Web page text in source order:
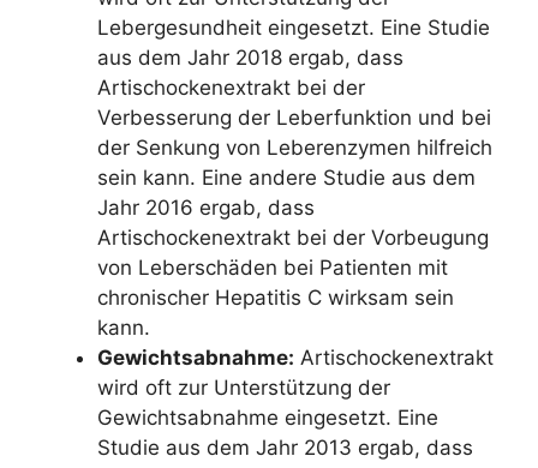
Lebergesundheit eingesetzt. Eine Studie
aus dem Jahr 2018 ergab, dass
Artischockenextrakt bei der
Verbesserung der Leberfunktion und bei
der Senkung von Leberenzymen hilfreich
sein kann. Eine andere Studie aus dem
Jahr 2016 ergab, dass
Artischockenextrakt bei der Vorbeugung
von Leberschäden bei Patienten mit
chronischer Hepatitis C wirksam sein
kann.
Gewichtsabnahme: Artischockenextrakt
wird oft zur Unterstützung der
Gewichtsabnahme eingesetzt. Eine
Studie aus dem Jahr 2013 ergab, dass